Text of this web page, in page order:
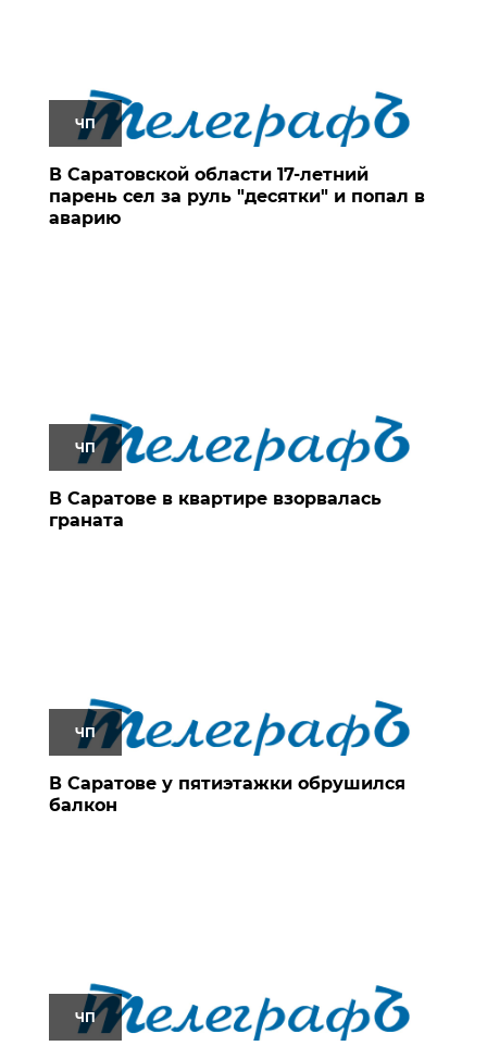
ЧП
В Саратовской области 17-летний
парень сел за руль "десятки" и попал в
аварию
ЧП
В Саратове в квартире взорвалась
граната
ЧП
В Саратове у пятиэтажки обрушился
балкон
ЧП